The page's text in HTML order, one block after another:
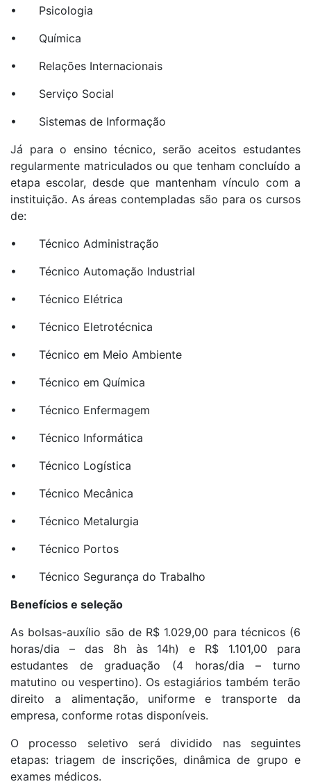
• Psicologia
• Química
• Relações Internacionais
• Serviço Social
• Sistemas de Informação
Já para o ensino técnico, serão aceitos estudantes
regularmente matriculados ou que tenham concluído a
etapa escolar, desde que mantenham vínculo com a
instituição. As áreas contempladas são para os cursos
de:
• Técnico Administração
• Técnico Automação Industrial
• Técnico Elétrica
• Técnico Eletrotécnica
• Técnico em Meio Ambiente
• Técnico em Química
• Técnico Enfermagem
• Técnico Informática
• Técnico Logística
• Técnico Mecânica
• Técnico Metalurgia
• Técnico Portos
• Técnico Segurança do Trabalho
Benefícios e seleção
As bolsas-auxílio são de R$ 1.029,00 para técnicos (6
horas/dia – das 8h às 14h) e R$ 1.101,00 para
estudantes de graduação (4 horas/dia – turno
matutino ou vespertino). Os estagiários também terão
direito a alimentação, uniforme e transporte da
empresa, conforme rotas disponíveis.
O processo seletivo será dividido nas seguintes
etapas: triagem de inscrições, dinâmica de grupo e
exames médicos.